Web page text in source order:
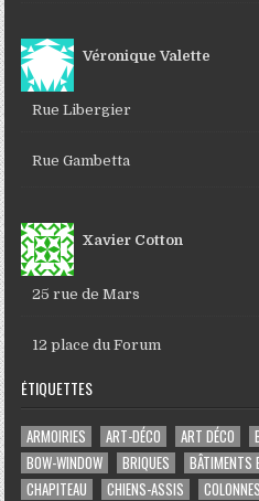
Véronique Valette
Rue Libergier
Rue Gambetta
Xavier Cotton
25 rue de Mars
12 place du Forum
ÉTIQUETTES
ARMOIRIES ART-DÉCO ART DÉCO
BOW-WINDOW
BRIQUES
BÂTIMENTS
CHAPITEAU
CHIENS-ASSIS COLONNES